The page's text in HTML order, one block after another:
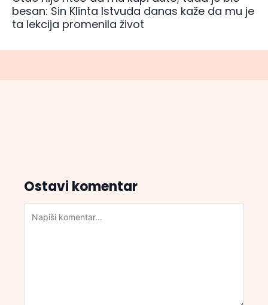
besan: Sin Klinta Istvuda danas kaže da mu je
ta lekcija promenila život
Ostavi komentar